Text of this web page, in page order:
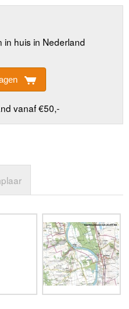
in huis in Nederland
vanaf €50,-